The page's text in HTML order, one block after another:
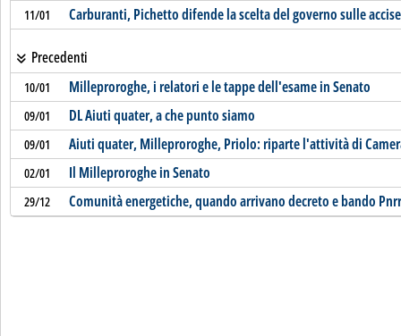
11/01 Carburanti, Pichetto difende la scelta del governo sulle accise
Precedenti
10/01 Milleproroghe, i relatori e le tappe dell'esame in Senato
09/01 DL Aiuti quater, a che punto siamo
09/01 Aiuti quater, Milleproroghe, Priolo: riparte l'attività di
02/01 Il Milleproroghe in Senato
29/12 Comunità energetiche, quando arrivano decreto e bando